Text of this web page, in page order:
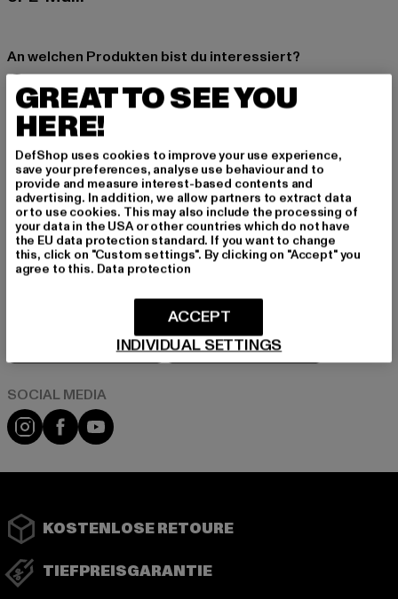
An welchen Produkten bist du interessiert?
MÄNNER
FRAUEN
E-MAIL
ANMELDEN
Informationen dazu, wie DefShop mit Deinen Daten umgeht, findest Du
in unserer Datenschutzerklärung. Du kannst Dich jederzeit kostenfei
abmelden.Datenschutzerklärung lesen.
Instagram
FacebookYouTube
KOSTENLOSE RETOURE
TIEFPREISGARANTIE
GREAT TO SEE YOU
HERE!
DefShop uses cookies to improve your use experience,
save your preferences, analyse use behaviour and to
provide and measure interest-based contents and
advertising. In addition, we allow partners to extract data
or to use cookies. This may also include the processing of
your data in the USA or other countries which do not have
the EU data protection standard. If you want to change
this, click on "Custom settings". By clicking on "Accept" you
agree to this. Data protection
INDIVIDUAL SETTINGS
ACCEPT